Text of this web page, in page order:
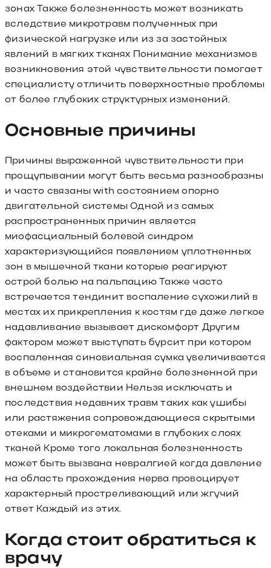
зонах Также болезненность может возникать
вследствие микротравм полученных при
физической нагрузке или из за застойных
явлений в мягких тканях Понимание механизмов
возникновения этой чувствительности помогает
специалисту отличить поверхностные проблемы
от более глубоких структурных изменений.
Основные причины
Причины выраженной чувствительности при
прощупывании могут быть весьма разнообразны
и часто связаны with состоянием опорно
двигательной системы Одной из самых
распространенных причин является
миофасциальный болевой синдром
характеризующийся появлением уплотненных
зон в мышечной ткани которые реагируют
острой болью на пальпацию Также часто
встречается тендинит воспаление сухожилий в
местах их прикрепления к костям где даже легкое
надавливание вызывает дискомфорт Другим
фактором может выступать бурсит при котором
воспаленная синовиальная сумка увеличивается
в объеме и становится крайне болезненной при
внешнем воздействии Нельзя исключать и
последствия недавних травм таких как ушибы
или растяжения сопровождающиеся скрытыми
отеками и микрогематомами в глубоких слоях
тканей Кроме того локальная болезненность
может быть вызвана невралгией когда давление
на область прохождения нерва провоцирует
характерный простреливающий или жгучий
ответ Каждый из этих.
Когда стоит обратиться к
врачу